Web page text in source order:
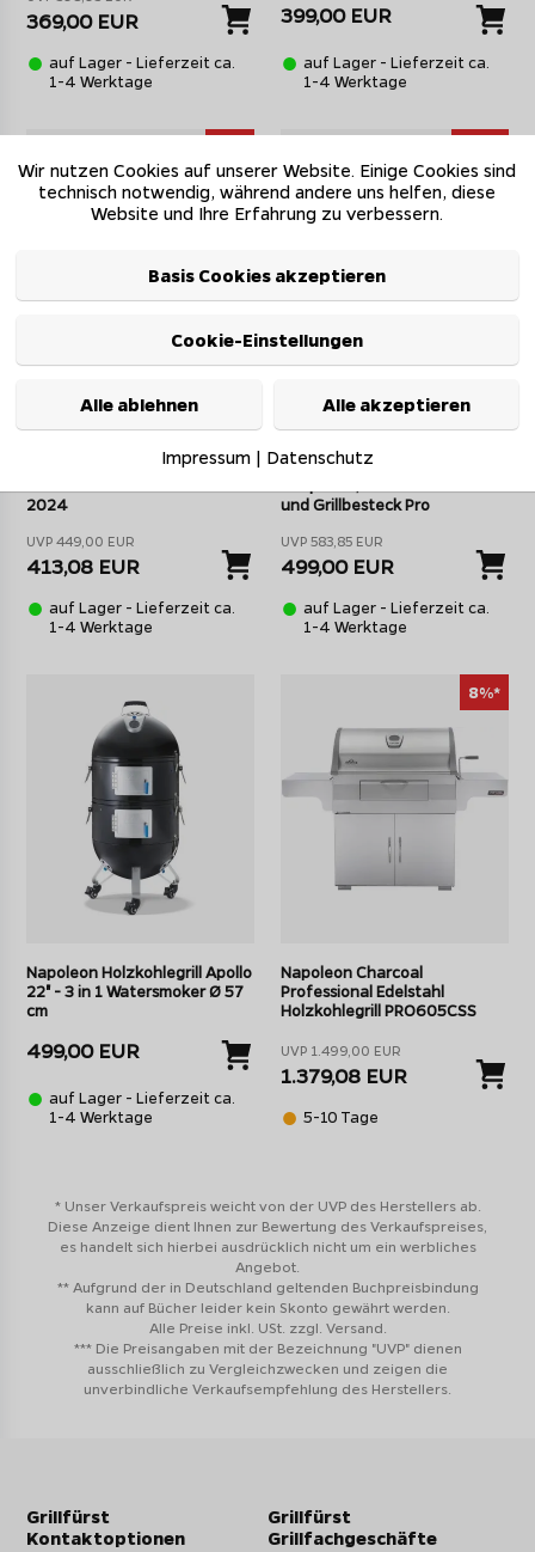
369,00 EUR
auf Lager - Lieferzeit ca.
1-4 Werktage
399,00 EUR
auf Lager - Lieferzeit ca.
1-4 Werktage
Napoleon PRO-CART
cm mit Unterwagen, Gussrost
2024
UVP 449,00 EUR
413,08 EUR
auf Lager - Lieferzeit ca.
1-4 Werktage
Napoleon PRO-CART
Holzkohlegrill Kugelgrill Ø 57
cm - 50 Jahre Napoleon - inkl.
und Grillbesteck Pro
UVP 583,85 EUR
499,00 EUR
auf Lager - Lieferzeit ca.
1-4 Werktage
Napoleon Holzkohlegrill Apollo
22" - 3 in 1 Watersmoker Ø 57
cm
499,00 EUR
auf Lager - Lieferzeit ca.
1-4 Werktage
8%*
Napoleon Charcoal
Professional Edelstahl
Holzkohlegrill PRO605CSS
UVP 1.499,00 EUR
1.379,08 EUR
5-10 Tage
* Unser Verkaufspreis weicht von der UVP des Herstellers ab.
Diese Anzeige dient Ihnen zur Bewertung des Verkaufspreises,
es handelt sich hierbei ausdrücklich nicht um ein werbliches
Angebot.
** Aufgrund der in Deutschland geltenden Buchpreisbindung
kann auf Bücher leider kein Skonto gewährt werden.
Alle Preise inkl. USt. zzgl. Versand.
*** Die Preisangaben mit der Bezeichnung "UVP" dienen
ausschließlich zu Vergleichzwecken und zeigen die
unverbindliche Verkaufsempfehlung des Herstellers.
Grillfürst
Kontaktoptionen
Grillfürst
Grillfachgeschäfte
Wir nutzen Cookies auf unserer Website. Einige Cookies sind
technisch notwendig, während andere uns helfen, diese
Website und Ihre Erfahrung zu verbessern.
Basis Cookies akzeptieren
Cookie-Einstellungen
Alle ablehnen Alle akzeptieren
Impressum| Datenschutz